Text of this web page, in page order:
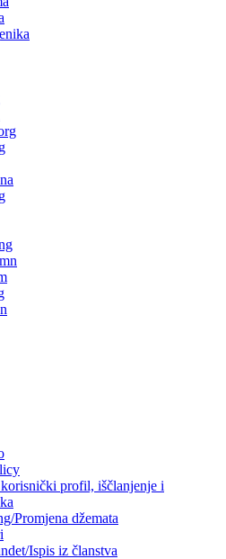
profil, iščlanjenje i
Promjena džemata
Ispis iz članstva